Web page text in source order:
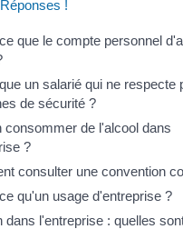
!
que le compte personnel
un salarié qui ne respecte
de sécurité ?
consommer de l'alcool dans
?
consulter une convention
qu'un usage d'entreprise ?
dans l'entreprise : quelles